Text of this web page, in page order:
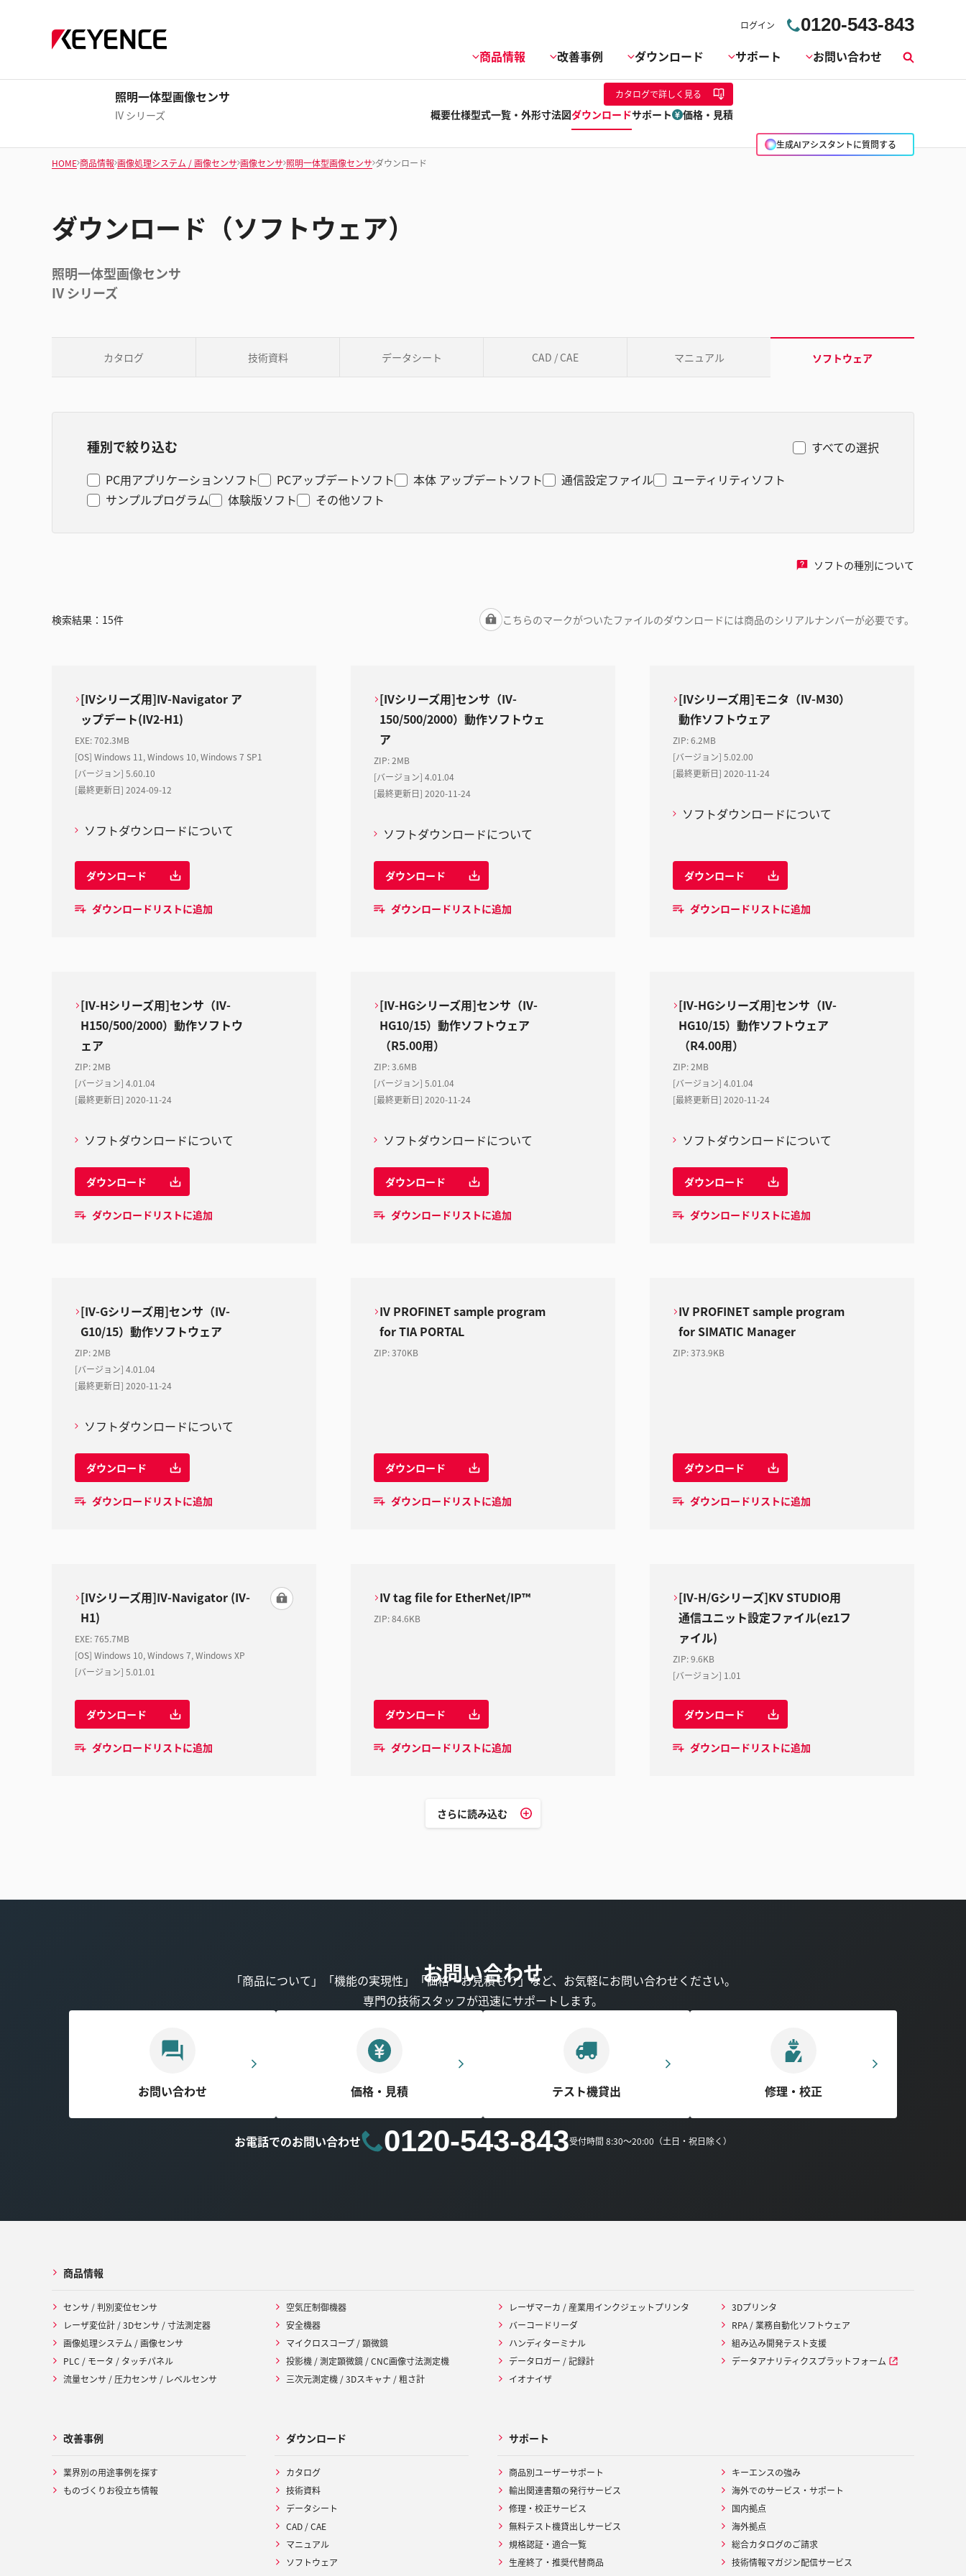
ログイン 0120-543-843
商品情報 改善事例 ダウンロード サポート お問い合わせ
索
照明一体型画像センサ
IV シリーズ
生成AIアシスタントに質問する
カタログで詳しく見る
概要仕様型式一覧・外形寸法図ダウンロードサポート 価格・見積
HOME 商品情報 画像処理システム / 画像センサ 画像センサ 照明一体型画像センサ ダウンロード
ダウンロード（ソフトウェア）
照明一体型画像センサ
IV シリーズ
カタログ 技術資料 データシート CAD / CAE マニュアル ソフトウェア
種別で絞り込む
PC用アプリケーションソフト PCアップデートソフト 本体 アップデートソフト 通信設定ファイル
ユーティリティソフト
サンプルプログラム
体験版ソフト その他ソフト
すべての選択
ソフトの種別について
検索結果： 15件 こちらのマークがついたファイルのダウンロードには商品のシリアルナンバーが必要です。
[IVシリーズ用]IV-Navigator ア
ップデート(IV2-H1)
EXE:702.3MB
[OS] Windows 11, Windows 10, Windows 7 SP1
[バージョン] 5.60.10
[最終更新日] 2024-09-12
ソフトダウンロードについて
ダウンロード
ダウンロードリストに追加
[IVシリーズ用]センサ（IV-
150/500/2000）動作ソフトウェ
ア
ZIP:2MB
[バージョン] 4.01.04
[最終更新日] 2020-11-24
ソフトダウンロードについて
ダウンロード
ダウンロードリストに追加
[IVシリーズ用]モニタ（IV-M30）
動作ソフトウェア
ZIP:6.2MB
[バージョン] 5.02.00
[最終更新日] 2020-11-24
ソフトダウンロードについて
ダウンロード
ダウンロードリストに追加
[IV-Hシリーズ用]センサ（IV-
H150/500/2000）動作ソフトウ
ェア
ZIP:2MB
[バージョン] 4.01.04
[最終更新日] 2020-11-24
ソフトダウンロードについて
ダウンロード
ダウンロードリストに追加
[IV-HGシリーズ用]センサ（IV-
HG10/15）動作ソフトウェア
（R5.00用）
ZIP:3.6MB
[バージョン] 5.01.04
[最終更新日] 2020-11-24
ソフトダウンロードについて
ダウンロード
ダウンロードリストに追加
[IV-HGシリーズ用]センサ（IV-
HG10/15）動作ソフトウェア
（R4.00用）
ZIP:2MB
[バージョン] 4.01.04
[最終更新日] 2020-11-24
ソフトダウンロードについて
ダウンロード
ダウンロードリストに追加
[IV-Gシリーズ用]センサ（IV-
G10/15）動作ソフトウェア
ZIP:2MB
[バージョン] 4.01.04
[最終更新日] 2020-11-24
ソフトダウンロードについて
ダウンロード
ダウンロードリストに追加
IV PROFINET sample program
for TIA PORTAL
ZIP:370KB
ダウンロード
ダウンロードリストに追加
IV PROFINET sample program
for SIMATIC Manager
ZIP:373.9KB
ダウンロード
ダウンロードリストに追加
[IVシリーズ用]IV-Navigator (IV-
H1)
EXE:765.7MB
[OS] Windows 10, Windows 7, Windows XP
[バージョン] 5.01.01
ダウンロード
ダウンロードリストに追加
IV tag file for EtherNet/IP™
ZIP:84.6KB
ダウンロード
ダウンロードリストに追加
[IV-H/Gシリーズ]KV STUDIO用
通信ユニット設定ファイル(ez1フ
ァイル)
ZIP:9.6KB
[バージョン] 1.01
ダウンロード
ダウンロードリストに追加
さらに読み込む
お問い合わせ
「商品について」「機能の実現性」「価格・お見積もり」など、お気軽にお問い合わせください。
専門の技術スタッフが迅速にサポートします。
お問い合わせ 価格・見積 テスト機貸出 修理・校正
お電話でのお問い合わせ 0120-543-843受付時間 8:30～20:00（土日・祝日除く）
商品情報
センサ / 判別変位センサ
レーザ変位計 / 3Dセンサ / 寸法測定器
画像処理システム / 画像センサ
PLC / モータ / タッチパネル
流量センサ / 圧力センサ / レベルセンサ
空気圧制御機器
安全機器
マイクロスコープ / 顕微鏡
投影機 / 測定顕微鏡 / CNC画像寸法測定機
三次元測定機 / 3Dスキャナ / 粗さ計
レーザマーカ / 産業用インクジェットプリンタ
バーコードリーダ
ハンディターミナル
データロガー / 記録計
イオナイザ
3Dプリンタ
RPA / 業務自動化ソフトウェア
組み込み開発テスト支援
データアナリティクスプラットフォーム
改善事例
業界別の用途事例を探す
ものづくりお役立ち情報
ダウンロード
カタログ
技術資料
データシート
CAD / CAE
マニュアル
ソフトウェア
サポート
商品別ユーザーサポート
輸出関連書類の発行サービス
修理・校正サービス
無料テスト機貸出しサービス
規格認証・適合一覧
生産終了・推奨代替商品
キーエンスの強み
海外でのサービス・サポート
国内拠点
海外拠点
総合カタログのご請求
技術情報マガジン配信サービス